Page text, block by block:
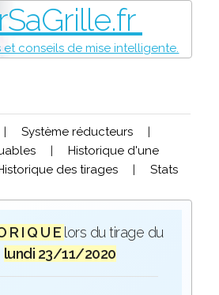
et conseils de mise intelligente.
| Système réducteurs
|
|
Historique d'une
des tirages |
Stats
R I Q U E lors du tirage du
lundi 23/11/2020